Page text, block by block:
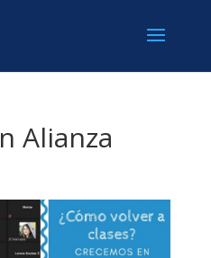
Alianza